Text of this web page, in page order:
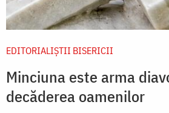
EDITORIALIȘTII BISERICII
Minciuna este arma
decăderea oamenilor